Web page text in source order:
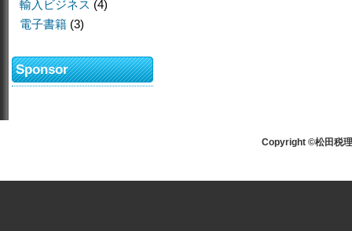
輸入ビジネス (4)
電子書籍 (3)
Sponsor
Copyright ©松田税